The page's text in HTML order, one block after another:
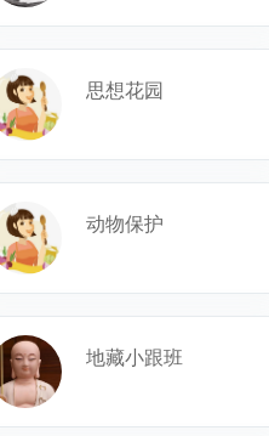
思想花园
动物保护
地藏小跟班